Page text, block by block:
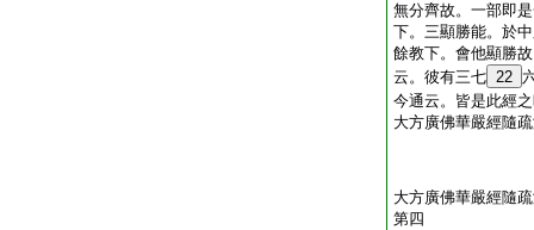
無分齊故。一部即
下。三顯勝能。於
餘教下。會他顯勝
云。彼有三七 22
今通云。皆是此經
大方廣佛華嚴經隨
大方廣佛華嚴經隨
第四